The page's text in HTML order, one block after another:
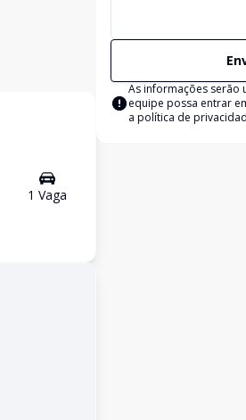
1 Vaga
As informações serão
equipe possa entrar
a política de